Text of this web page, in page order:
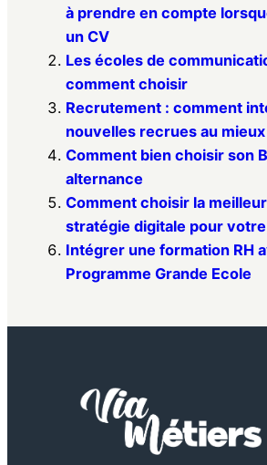
à prendre en compte
un CV
Les écoles de
comment choisir
Recrutement : comment
nouvelles recrues au mieux
Comment bien choisir son
alternance
Comment choisir la
stratégie digitale pour
Intégrer une formation RH
Programme Grande Ecole